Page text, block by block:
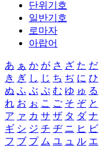
단위기호
일반기호
로마자
아랍어
あ ぁ か が さ ざ た だ
き ぎ し じ ち ぢ に ひ
ぬ ふ ぶ ぷ む ゆ ゅ る
れ お ぉ こ ご そ ぞ と
ア ァ カ サ ザ タ ダ ナ
ギ シ ジ チ ヂ ニ ヒ ビ
フ ブ プ ム ユ ュ ル エ